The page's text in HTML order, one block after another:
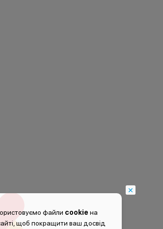
файли cookie на
щоб покращити ваш досвід